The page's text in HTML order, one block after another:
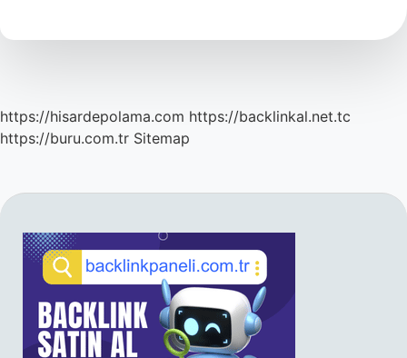
Alır
https://hisardepolama.com https://backlinkal.net.tc
https://buru.com.tr Sitemap
SIDEBAR